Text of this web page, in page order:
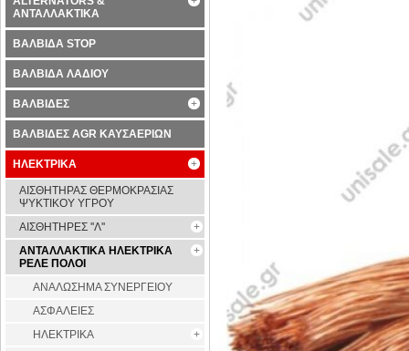
ΑΝΤΑΛΛΑΚΤΙΚΑ
ΒΑΛΒΙΔΑ STOP
ΒΑΛΒΙΔΑ ΛΑΔΙΟΥ
ΒΑΛΒΙΔΕΣ
ΒΑΛΒΙΔΕΣ AGR ΚΑΥΣΑΕΡΙΩΝ
ΗΛΕΚΤΡΙΚΑ
ΑΙΣΘΗΤΗΡΑΣ ΘΕΡΜΟΚΡΑΣΙΑΣ
ΨΥΚΤΙΚΟΥ ΥΓΡΟΥ
ΑΙΣΘΗΤΗΡΕΣ ''Λ''
ΑΝΤΑΛΛΑΚΤΙΚΑ ΗΛΕΚΤΡΙΚΑ
ΡΕΛΕ ΠΟΛΟΙ
ΑΝΑΛΩΣΗΜΑ ΣΥΝΕΡΓΕΙΟΥ
ΑΣΦΑΛΕΙΕΣ
ΗΛΕΚΤΡΙΚΑ